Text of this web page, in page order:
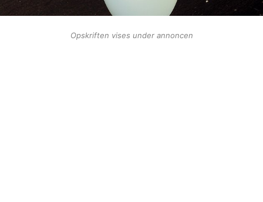
Opskriften vises under annoncen